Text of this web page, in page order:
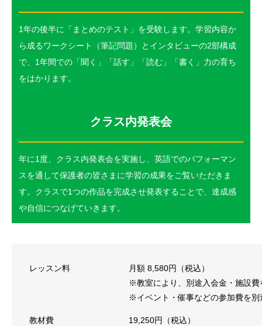
1年の後半に「まとめのテスト」を受験します。学習内容か
ら成るワークシート（筆記問題）とインタビューの2部構成
で、1年間での「聞く」「話す」「読む」「書く」力の育ち
をはかります。
クラス内発表会
年に1度、クラス内発表会を実施し、英語でのパフォーマン
スを通して保護者の皆さまに学習の成果をご覧いただきま
す。クラスで1つの作品を完成させ発表することで、達成感
や自信につなげていきます。
レッスン料
月額 8,580円（税込）
※教室により、別途入会金・施設費
※イベント・催事などの参加費を
教材費 19,250円（税込）